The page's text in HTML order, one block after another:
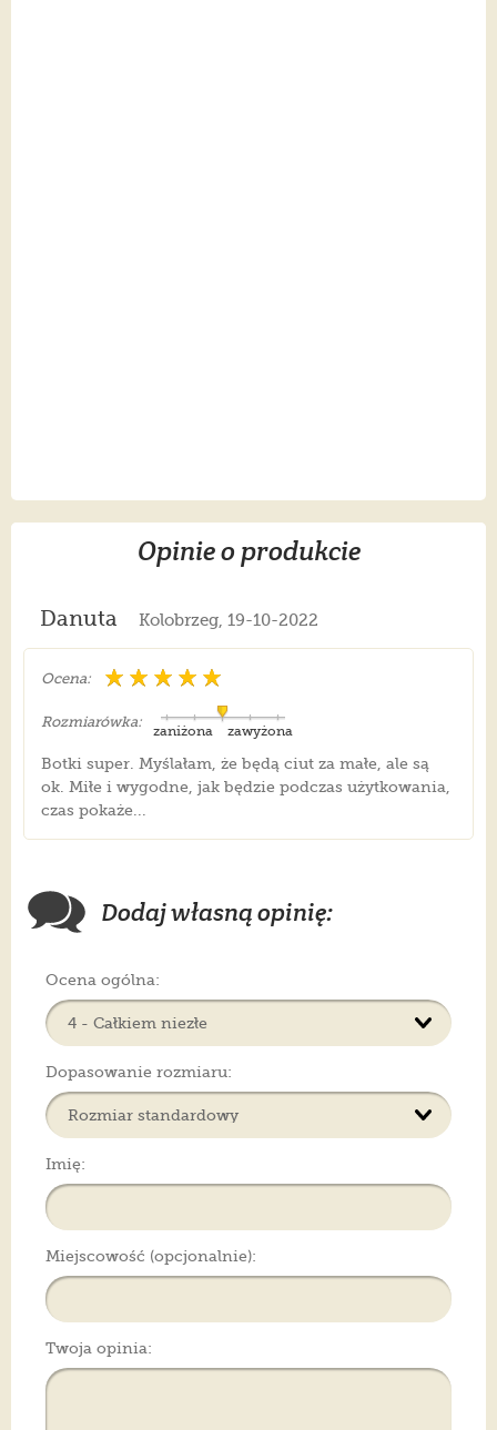
Opinie o produkcie
Danuta Kolobrzeg, 19-10-2022
Ocena:
Rozmiarówka:
zawyżona
zaniżona
Botki super. Myślałam, że będą ciut za małe, ale są
ok. Miłe i wygodne, jak będzie podczas użytkowania,
czas pokaże...
Dodaj własną opinię:
Ocena ogólna:
Dopasowanie rozmiaru:
Imię:
Miejscowość (opcjonalnie):
Twoja opinia: